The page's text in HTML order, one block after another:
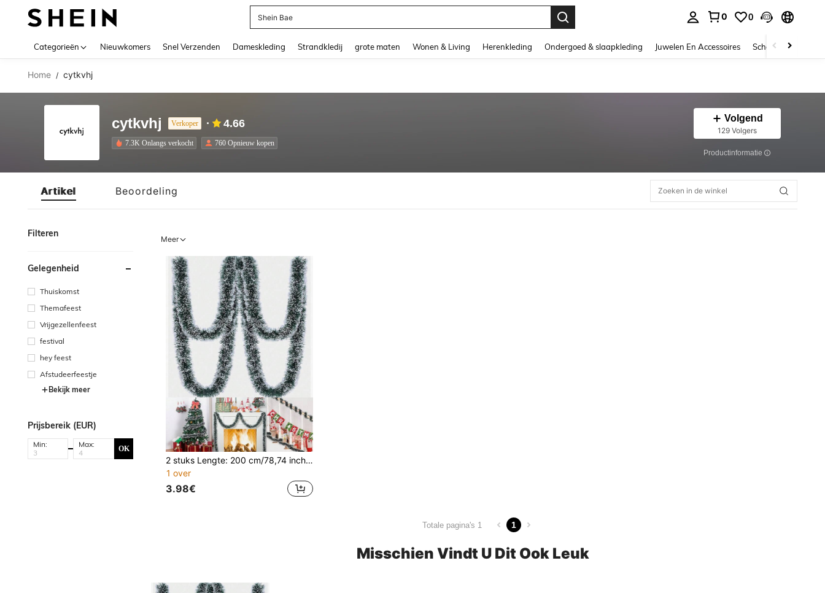
Shein Bae
0 0
Categorieën Nieuwkomers Snel Verzenden Dameskleding Strandkledij grote maten Wonen & Living Herenkleding Ondergoed & slaapkleding Juwelen En Accessoires Schoonheid &
Home / cytkvhj
cytkvhj Verkoper 4.66
7.3K Onlangs verkocht 760 Opnieuw kopen
Volgend
129 Volgers
Productinformatie
Artikel Beoordeling
Filteren
Gelegenheid
Thuiskomst
Themafeest
Vrijgezellenfeest
festival
hey feest
Afstudeerfeestje
Bekijk meer
Prijsbereik (EUR)
Min: Max: OK
Meer
2 stuks Lengte: 200 cm/78,74 inch, Breedte: 9 cm/3,54 inch Donkergroene kunstmatige kerstdraadkransen voor DIY kerstbomen, haarden, trapleuningen, buiten- en binnenfeestdecoraties, plafondhangende decoraties, geschikt voor huiselijke mantels,
1 over
3.98€
Totale pagina's 1 1
Misschien Vindt U Dit Ook Leuk